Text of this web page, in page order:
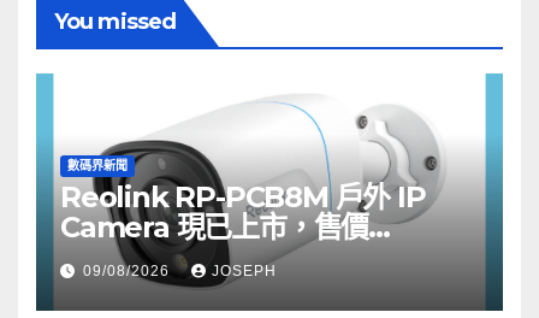
You missed
數碼界新聞
Reolink RP-PCB8M 戶外 IP
Camera 現已上市，售價
HK$722
09/08/2026 JOSEPH